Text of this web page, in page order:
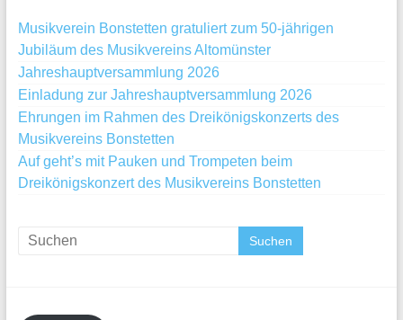
Musikverein Bonstetten gratuliert zum 50-jährigen
Jubiläum des Musikvereins Altomünster
Jahreshauptversammlung 2026
Einladung zur Jahreshauptversammlung 2026
Ehrungen im Rahmen des Dreikönigskonzerts des
Musikvereins Bonstetten
Auf geht’s mit Pauken und Trompeten beim
Dreikönigskonzert des Musikvereins Bonstetten